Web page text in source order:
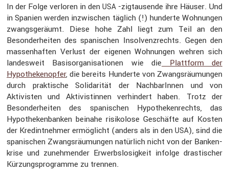
In der Folge verloren in den USA -zigtau­sende ihre Häuser. Und
in Spanien werden inzwi­schen täglich (!) hunderte Wohnungen
zwangs­ge­räumt. Diese hohe Zahl liegt zum Teil an den
Beson­der­heiten des spani­schen Insol­venz­rechts. Gegen den
massen­haften Verlust der eigenen Wohnungen wehren sich
landes­weit Basis­or­ga­ni­sa­tionen wie die Platt­form der
Hypothe­ken­opfer, die bereits Hunderte von Zwangs­räu­mungen
durch prakti­sche Solida­rität der Nachba­rInnen und von
Aktivisten und Aktivis­tinnen verhin­dert haben. Trotz der
Beson­der­heiten des spani­schen Hypothe­ken­rechts, das
Hypothe­ken­banken beinahe risiko­lose Geschäfte auf Kosten
der Kredint­nehmer ermög­licht (anders als in den USA), sind die
spani­schen Zwangs­räu­mungen natür­lich nicht von der Banken­
krise und zuneh­mender Erwerbs­lo­sig­keit infolge drasti­scher
Kürzungs­pro­gramme zu trennen.